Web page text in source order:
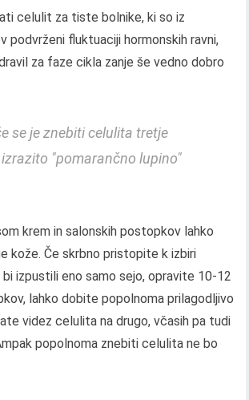
celulit za tiste bolnike, ki so iz
podvrženi fluktuaciji hormonskih ravni,
za faze cikla zanje še vedno dobro
se je znebiti celulita tretje
"pomarančno lupino"
krem ​​in salonskih postopkov lahko
kože. Če skrbno pristopite k izbiri
izpustili eno samo sejo, opravite 10-12
lahko dobite popolnoma prilagodljivo
videz celulita na drugo, včasih pa tudi
popolnoma znebiti celulita ne bo